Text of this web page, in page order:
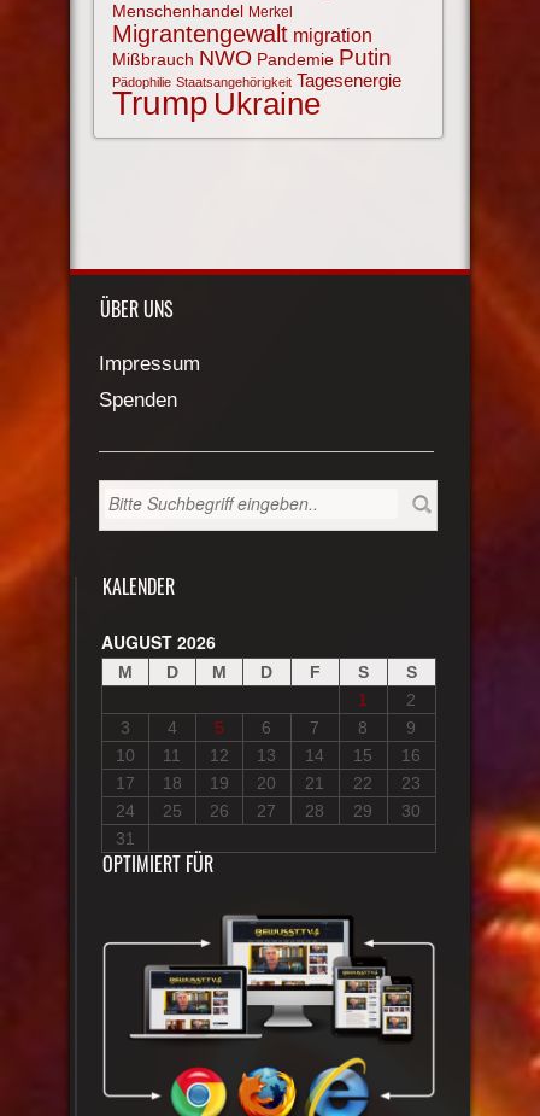
Menschenhandel Merkel
Migrantengewalt migration
Mißbrauch NWO Pandemie Putin
Pädophilie Staatsangehörigkeit Tagesenergie
Trump Ukraine
ÜBER UNS
Impressum
Spenden
KALENDER
AUGUST 2026
M D M D F S
S
1
2
3
4 5 6 7 8
9
10
11 12 13 14 15
16
17
18 19 20 21 22
23
24
25 26 27 28 29
30
31
OPTIMIERT FÜR